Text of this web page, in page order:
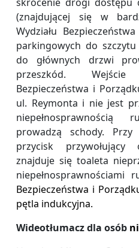
(znajdującej się w
Wydziału
parkingowych do
do głównych drzwi
przeszkód.
Bezpieczeństwa i
ul. Reymonta i nie jest
prowadzą schody.
przycisk
znajduje się toaleta
niepełnosprawnościami
Bezpieczeństwa i
pętla indukcyjna.
Wideotłumacz dla osób